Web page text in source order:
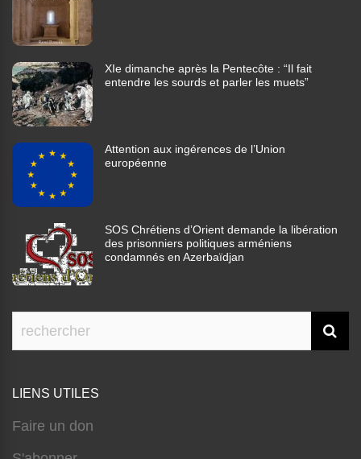
XIe dimanche après la Pentecôte : “Il fait
entendre les sourds et parler les muets”
Attention aux ingérences de l’Union
européenne
SOS Chrétiens d’Orient demande la libération
des prisonniers politiques arméniens
condamnés en Azerbaïdjan
LIENS UTILES
Faire un don